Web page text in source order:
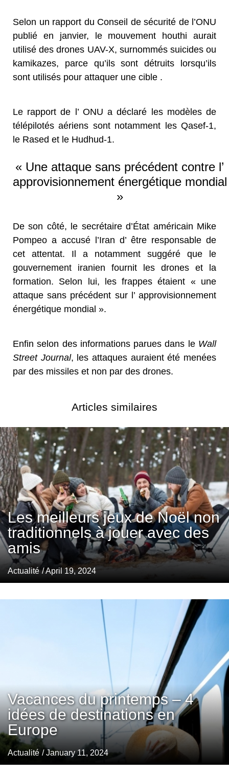
Selon un rapport du Conseil de sécurité de l’ONU
publié en janvier, le mouvement houthi aurait
utilisé des drones UAV-X, surnommés suicides ou
kamikazes, parce qu’ils sont détruits lorsqu’ils
sont utilisés pour attaquer une cible .
Le rapport de l’ ONU a déclaré les modèles de
télépilotés aériens sont notamment les Qasef-1,
le Rased et le Hudhud-1.
« Une attaque sans précédent contre l’
approvisionnement énergétique mondial
»
De son côté, le secrétaire d’État américain Mike
Pompeo a accusé l’Iran d’ être responsable de
cet attentat. Il a notamment suggéré que le
gouvernement iranien fournit les drones et la
formation. Selon lui, les frappes étaient « une
attaque sans précédent sur l’ approvisionnement
énergétique mondial ».
Enfin selon des informations parues dans le Wall
Street Journal, les attaques auraient été menées
par des missiles et non par des drones.
Articles similaires
Les meilleurs jeux de Noël non
traditionnels à jouer avec des
amis
Actualité / April 19, 2024
Vacances du printemps – 4
idées de destinations en
Europe
Actualité / January 11, 2024